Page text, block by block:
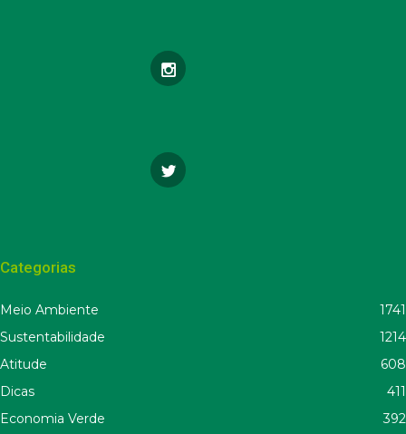
Categorias
Meio Ambiente
1741
Sustentabilidade
1214
Atitude
608
Dicas
411
Economia Verde
392